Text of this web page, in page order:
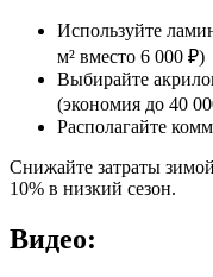
Используйте
м² вместо 6 000 ₽)
Выбирайте
(экономия до 40
Располагайте
Снижайте затраты
10% в низкий сезон.
Видео: